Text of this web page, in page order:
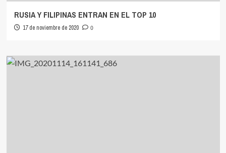
RUSIA Y FILIPINAS ENTRAN EN EL TOP 10
17 de noviembre de 2020 0